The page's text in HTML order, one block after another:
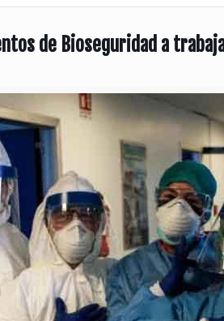
de Bioseguridad a